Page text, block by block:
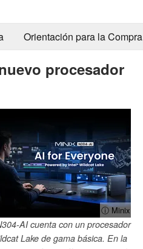
Orientación para la Compra
procesador
ⓘ Minix
AI cuenta con un procesador
Lake de gama básica. En la